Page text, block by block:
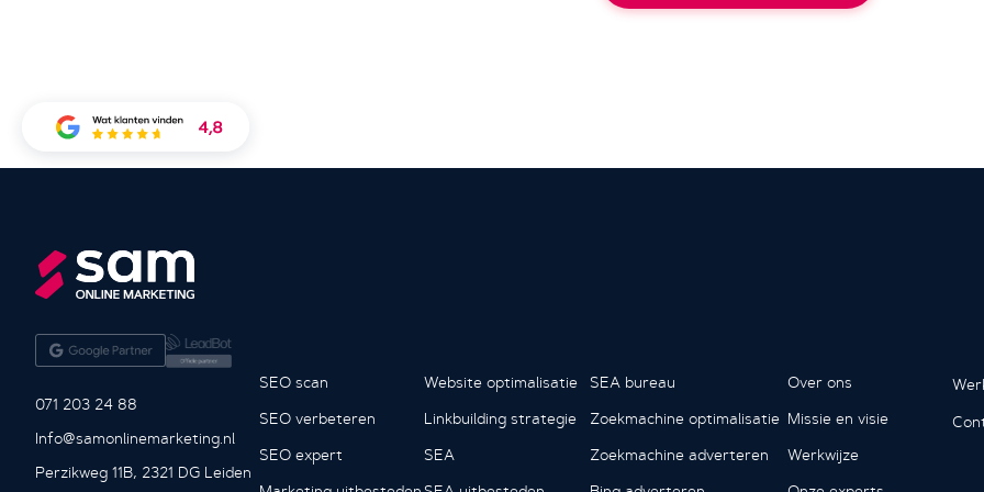
071 203 24 88
Info@samonlinemarketing.nl
Perzikweg 11B, 2321 DG Leiden
SEO scan
SEO verbeteren
SEO expert
Website optimalisatie
Linkbuilding strategie
SEA
SEA bureau
Zoekmachine optimalisatie
Zoekmachine adverteren
Over ons
Missie en visie
Werkwijze